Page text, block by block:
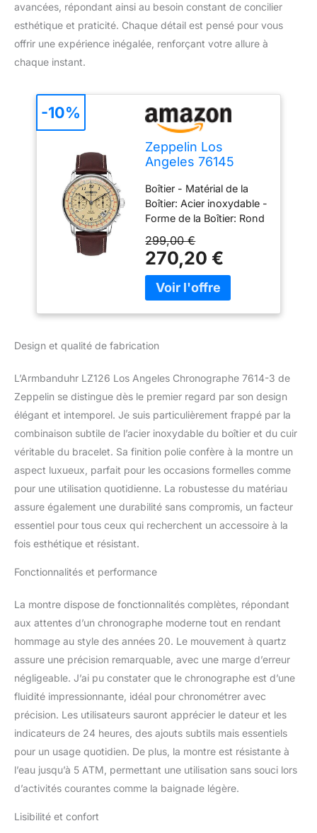
avancées, répondant ainsi au besoin constant de concilier
esthétique et praticité. Chaque détail est pensé pour vous
offrir une expérience inégalée, renforçant votre allure à
chaque instant.
Zeppelin Los
Angeles 76145
homme
Boîtier - Matérial de la
Boîtier: Acier inoxydable -
Forme de la Boîtier: Rond
Argent - Verre: Verre
Minéral
299,00 €
270,20 €
-10%
Design et qualité de fabrication
L’Armbanduhr LZ126 Los Angeles Chronographe 7614-3 de
Zeppelin se distingue dès le premier regard par son design
élégant et intemporel. Je suis particulièrement frappé par la
combinaison subtile de l’acier inoxydable du boîtier et du cuir
véritable du bracelet. Sa finition polie confère à la montre un
aspect luxueux, parfait pour les occasions formelles comme
pour une utilisation quotidienne. La robustesse du matériau
assure également une durabilité sans compromis, un facteur
essentiel pour tous ceux qui recherchent un accessoire à la
fois esthétique et résistant.
Fonctionnalités et performance
La montre dispose de fonctionnalités complètes, répondant
aux attentes d’un chronographe moderne tout en rendant
hommage au style des années 20. Le mouvement à quartz
assure une précision remarquable, avec une marge d’erreur
négligeable. J’ai pu constater que le chronographe est d’une
fluidité impressionnante, idéal pour chronométrer avec
précision. Les utilisateurs sauront apprécier le dateur et les
indicateurs de 24 heures, des ajouts subtils mais essentiels
pour un usage quotidien. De plus, la montre est résistante à
l’eau jusqu’à 5 ATM, permettant une utilisation sans souci lors
d’activités courantes comme la baignade légère.
Lisibilité et confort